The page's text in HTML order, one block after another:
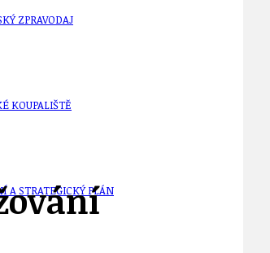
ZPRAVODAJ
KOUPALIŠTĚ
A STRATEGICKÝ PLÁN